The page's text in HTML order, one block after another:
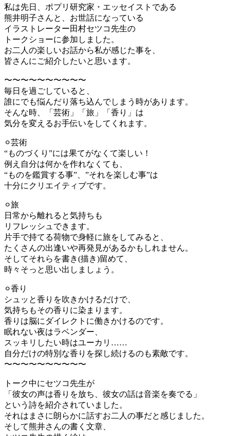
私は先日、ポプリ研究家・エッセイストである
熊井明子さんと、お世話になっている
イラストレーター田村セツコ先生の
トークショーに参加しました。
お二人の楽しいお話から私が感じた事を、
皆さんにご紹介したいと思います。
〜〜〜〜〜〜〜〜〜〜
毎日を過ごしていると、
誰にでも悩んだり落ち込んでしまう時があります。
そんな時、「芸術」「旅」「香り」は
気分を変えるお手伝いをしてくれます。
⚪︎芸術
“ものづくり”には果てがなくて楽しい！
例え自分は何かを作れなくても、
“ものを鑑賞する事”、”それを楽しむ事”は
十分にクリエイティブです。
⚪︎旅
日常から離れると気持ちも
リフレッシュできます。
片手で持てる荷物で身軽に旅をしてみると、
たくさんの出逢いや再発見があるかもしれません。
そしてそれらを書き(描き)留めて、
時々そっと思い出しましょう。
⚪︎香り
シュッと香りを吹きかけるだけで、
気持ちもその香りに染まります。
香りは脳にダイレクトに働きかけるのです。
眠れない夜はラベンダー、
スッキリしたい時はユーカリ……
自分だけの特別な香りを探し続けるのも素敵です。
〜〜〜〜〜〜〜〜〜〜
トーク中にセツコ先生が
「彼女の声は香りを放ち、彼女の話は音楽を奏でる」
という詩を紹介されていました。
それはまさに朗らかに話すお二人の事だと感じました。
そして熊井さんの書く文章、